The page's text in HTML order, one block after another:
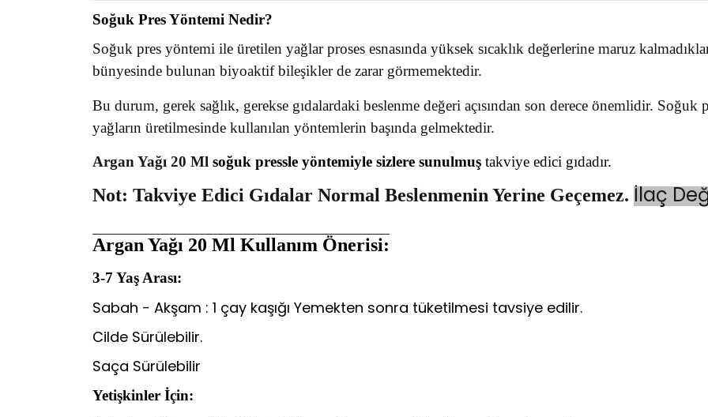
Soğuk Pres Yöntemi Nedir?
Soğuk pres yöntemi ile üretilen yağlar proses esnasında yüksek sıcaklık değerlerine maruz
bünyesinde bulunan biyoaktif bileşikler de zarar görmemektedir.
Bu durum, gerek sağlık, gerekse gıdalardaki beslenme değeri açısından son derece önemlidir.
yağların üretilmesinde kullanılan yöntemlerin başında gelmektedir.
Argan Yağı 20 Ml soğuk pressle yöntemiyle sizlere sunulmuş takviye edici gıdadır.
Not: Takviye Edici Gıdalar Normal Beslenmenin Yerine Geçemez. İlaç
Argan Yağı 20 Ml Kullanım Önerisi:
3-7 Yaş Arası:
Sabah - Akşam : 1 çay kaşığı Yemekten sonra tüketilmesi tavsiye edilir.
Cilde Sürülebilir.
Saça Sürülebilir
Yetişkinler İçin: